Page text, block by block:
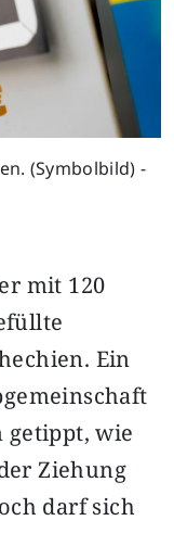
(Symbolbild) -
mit 120
Ein
getippt, wie
Ziehung
darf sich